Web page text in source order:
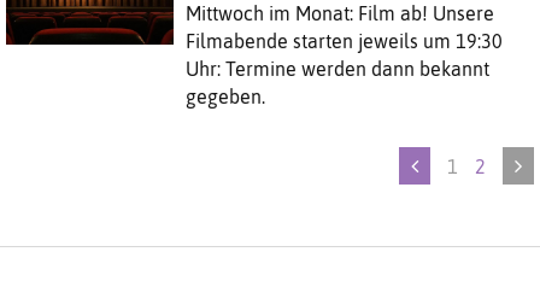
Mittwoch im Monat: Film ab! Unsere
Filmabende starten jeweils um 19:30
Uhr: Termine werden dann bekannt
gegeben.
1 2